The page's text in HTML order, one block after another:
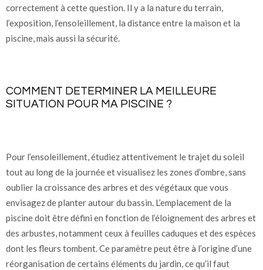
correctement à cette question. Il y a la nature du terrain,
l’exposition, l’ensoleillement, la distance entre la maison et la
piscine, mais aussi la sécurité.
COMMENT DETERMINER LA MEILLEURE
SITUATION POUR MA PISCINE ?
Pour l’ensoleillement, étudiez attentivement le trajet du soleil
tout au long de la journée et visualisez les zones d’ombre, sans
oublier la croissance des arbres et des végétaux que vous
envisagez de planter autour du bassin. L’emplacement de la
piscine doit être défini en fonction de l’éloignement des arbres et
des arbustes, notamment ceux à feuilles caduques et des espèces
dont les fleurs tombent. Ce paramètre peut être à l’origine d’une
réorganisation de certains éléments du jardin, ce qu’il faut